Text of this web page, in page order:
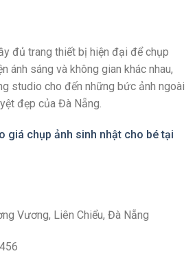
đủ trang thiết bị hiện đại để chụp
ánh sáng và không gian khác nhau,
studio cho đến những bức ảnh ngoài
đẹp của Đà Nẵng.
giá chụp ảnh sinh nhật cho bé tại
Vương, Liên Chiểu, Đà Nẵng